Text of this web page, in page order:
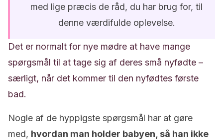
med lige præcis de råd, du har brug for, til
denne værdifulde oplevelse.
Det er normalt for nye mødre at have mange
spørgsmål til at tage sig af deres små nyfødte –
særligt, når det kommer til den nyfødtes første
bad.
Nogle af de hyppigste spørgsmål har at gøre
med, hvordan man holder babyen, så han ikke